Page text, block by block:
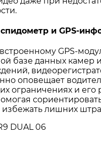
и GPS-
GPS-
базе данных камер и
оповещает
ограничениях и его
избежать лишних